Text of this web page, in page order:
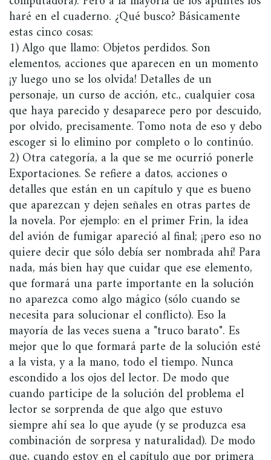
haré en el cuaderno. ¿Qué busco? Básicamente
estas cinco cosas:
1) Algo que llamo: Objetos perdidos. Son
elementos, acciones que aparecen en un momento
¡y luego uno se los olvida! Detalles de un
personaje, un curso de acción, etc., cualquier cosa
que haya parecido y desaparece pero por descuido,
por olvido, precisamente. Tomo nota de eso y debo
escoger si lo elimino por completo o lo continúo.
2) Otra categoría, a la que se me ocurrió ponerle
Exportaciones. Se refiere a datos, acciones o
detalles que están en un capítulo y que es bueno
que aparezcan y dejen señales en otras partes de
la novela. Por ejemplo: en el primer Frin, la idea
del avión de fumigar apareció al final; ¡pero eso no
quiere decir que sólo debía ser nombrada ahí! Para
nada, más bien hay que cuidar que ese elemento,
que formará una parte importante en la solución
no aparezca como algo mágico (sólo cuando se
necesita para solucionar el conflicto). Eso la
mayoría de las veces suena a "truco barato". Es
mejor que lo que formará parte de la solución esté
a la vista, y a la mano, todo el tiempo. Nunca
escondido a los ojos del lector. De modo que
cuando participe de la solución del problema el
lector se sorprenda de que algo que estuvo
siempre ahí sea lo que ayude (y se produzca esa
combinación de sorpresa y naturalidad). De modo